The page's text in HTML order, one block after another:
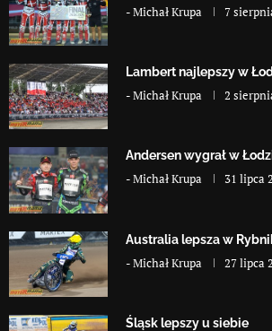
-Michał Krupa 7
Lambert najlepszy w
-Michał Krupa 2
Andersen wygrał w
-Michał Krupa 31 lipca
Australia lepsza w
-Michał Krupa 27 lipca
Śląsk lepszy u siebie